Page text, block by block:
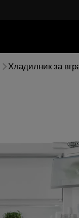
Хладилник за